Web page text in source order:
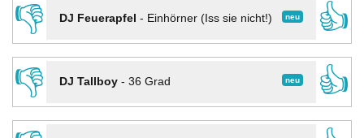
👎
neu
DJ Feuerapfel - Einhörner (Iss sie nicht!)
👍
👎
neu
DJ Tallboy- 36 Grad
👍